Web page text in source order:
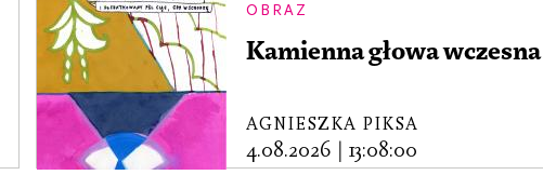
OBRAZ
Kamienna głowa wczesna
AGNIESZKA PIKSA
4.08.2026 13:08:00